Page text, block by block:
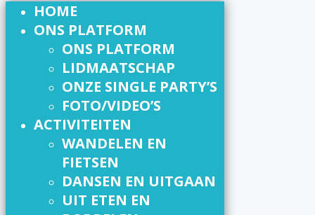
HOME
ONS PLATFORM
ONS PLATFORM
LIDMAATSCHAP
ONZE SINGLE PARTY’S
FOTO/VIDEO’S
ACTIVITEITEN
WANDELEN EN
FIETSEN
DANSEN EN UITGAAN
UIT ETEN EN